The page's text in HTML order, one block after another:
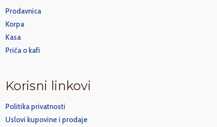
Prodavnica
Korpa
Kasa
Priča o kafi
Korisni linkovi
Politika privatnosti
Uslovi kupovine i prodaje